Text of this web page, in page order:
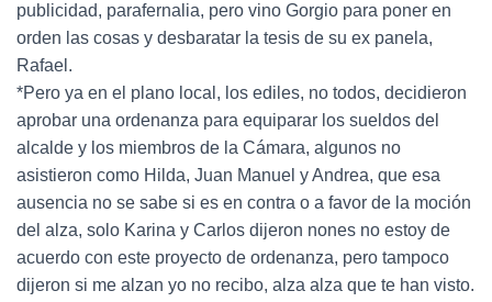
publicidad, parafernalia, pero vino Gorgio para poner en
orden las cosas y desbaratar la tesis de su ex panela,
Rafael.
*Pero ya en el plano local, los ediles, no todos, decidieron
aprobar una ordenanza para equiparar los sueldos del
alcalde y los miembros de la Cámara, algunos no
asistieron como Hilda, Juan Manuel y Andrea, que esa
ausencia no se sabe si es en contra o a favor de la moción
del alza, solo Karina y Carlos dijeron nones no estoy de
acuerdo con este proyecto de ordenanza, pero tampoco
dijeron si me alzan yo no recibo, alza alza que te han visto.